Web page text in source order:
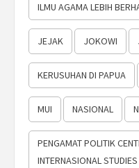
ILMU AGAMA LEBIH
JEJAK JOKOWI
KERUSUHAN DI PAPUA
MUI NASIONAL
PENGAMAT POLITIK
INTERNASIONAL